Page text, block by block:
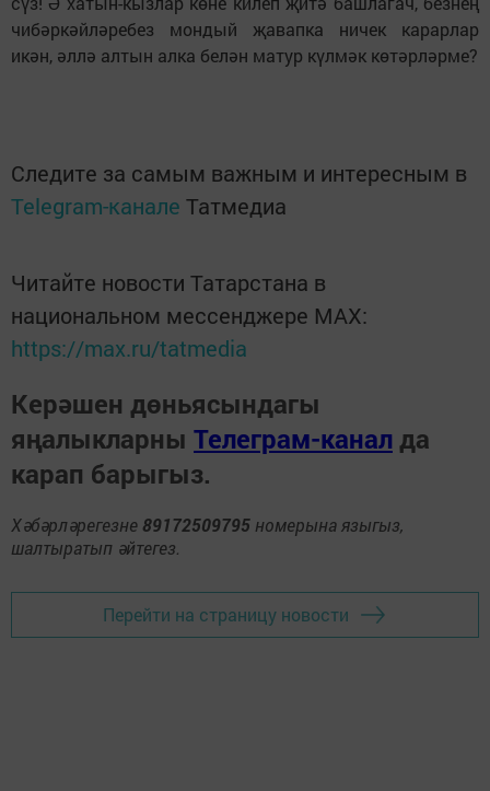
чибәркәйләребез мондый җавапка ничек карарлар
икән, әллә алтын алка белән матур күлмәк көтәрләрме?
Следите за самым важным и интересным в
Telegram-канале Татмедиа
Читайте новости Татарстана в
национальном мессенджере MАХ:
https://max.ru/tatmedia
Керәшен дөньясындагы
яңалыкларны Телеграм-канал да
карап барыгыз.
Хәбәрләрегезне 89172509795 номерына языгыз,
шалтыратып әйтегез.
Перейти на страницу новости